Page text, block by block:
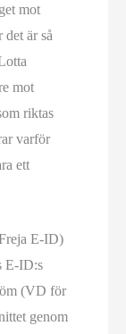
mot
är så
mot
riktas
varför
ett
E-ID)
E-ID:s
(VD för
genom